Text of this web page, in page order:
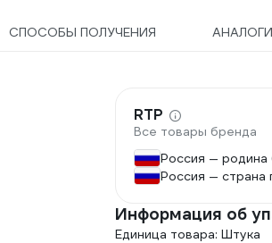
СПОСОБЫ ПОЛУЧЕНИЯ АНАЛОГИ
RTP
Все товары бренда
Россия — родина
Россия — страна
Информация об
Единица товара: Штука